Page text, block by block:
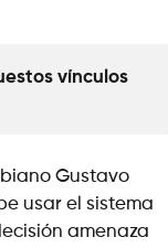
vínculos
Gustavo
usar el sistema
amenaza